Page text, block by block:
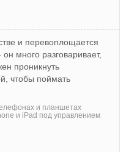
и перевоплощается
много разговаривает,
проникнуть
чтобы поймать
и планшетах
и iPad под управлением